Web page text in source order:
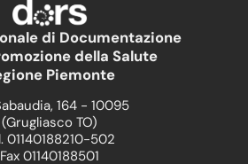
di Documentazione
della Salute
Piemonte
164 - 10095
(Grugliasco TO)
01140188210-502
Fax 01140188501